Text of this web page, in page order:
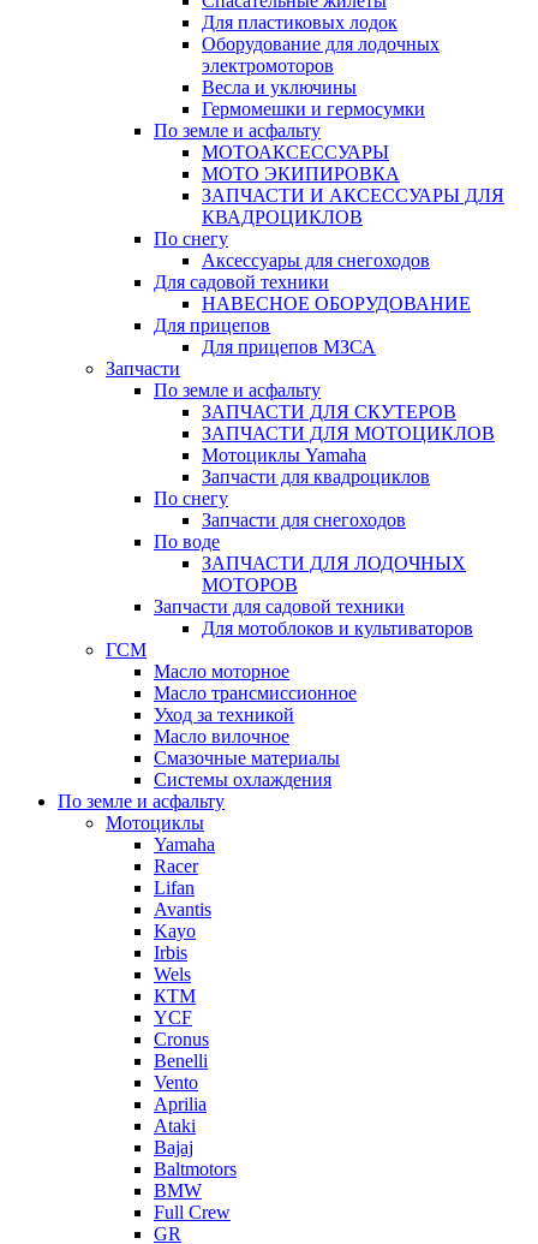
Для пластиковых лодок
Оборудование для лодочных
электромоторов
Весла и уключины
Гермомешки и гермосумки
По земле и асфальту
МОТОАКСЕССУАРЫ
МОТО ЭКИПИРОВКА
ЗАПЧАСТИ И АКСЕССУАРЫ ДЛЯ
КВАДРОЦИКЛОВ
По снегу
Аксессуары для снегоходов
Для садовой техники
НАВЕСНОЕ ОБОРУДОВАНИЕ
Для прицепов
Для прицепов МЗСА
Запчасти
По земле и асфальту
ЗАПЧАСТИ ДЛЯ СКУТЕРОВ
ЗАПЧАСТИ ДЛЯ МОТОЦИКЛОВ
Мотоциклы Yamaha
Запчасти для квадроциклов
По снегу
Запчасти для снегоходов
По воде
ЗАПЧАСТИ ДЛЯ ЛОДОЧНЫХ
МОТОРОВ
Запчасти для садовой техники
Для мотоблоков и культиваторов
ГСМ
Масло моторное
Масло трансмиссионное
Уход за техникой
Масло вилочное
Смазочные материалы
Системы охлаждения
По земле и асфальту
Мотоциклы
Yamaha
Racer
Lifan
Avantis
Kayo
Irbis
Wels
КТМ
YCF
Cronus
Benelli
Vento
Aprilia
Ataki
Bajaj
Baltmotors
BMW
Full Crew
GR